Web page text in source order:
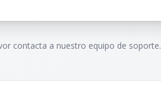
contacta a nuestro equipo de soporte.